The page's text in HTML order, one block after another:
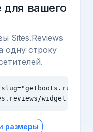
вашего
Sites.Reviews
одну строку
widget.js"
размеры